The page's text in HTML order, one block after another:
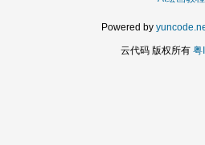
Powered by
云代码 版权所有 粤